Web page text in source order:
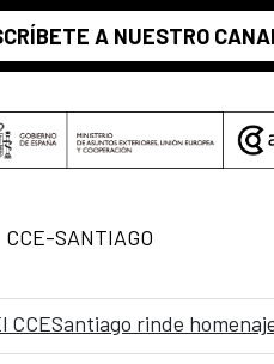
principalA NUESTRO
CCE-SANTIAGO
CCESantiago rinde